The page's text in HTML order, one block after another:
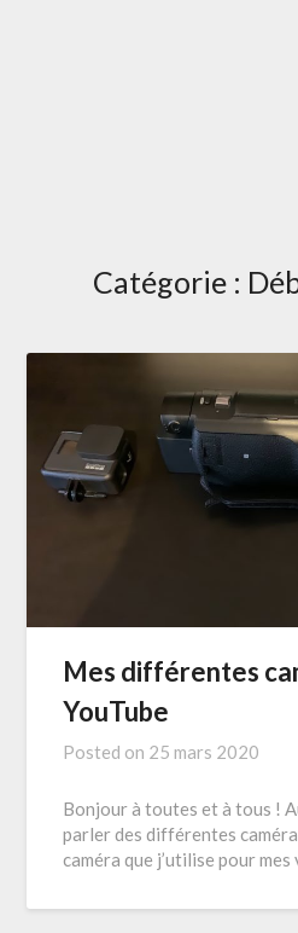
Catégorie :
Mes différentes
YouTube
Posted on 25 mars 2020
Bonjour à toutes et à tous !
parler des différentes
caméra que j’utilise pour mes